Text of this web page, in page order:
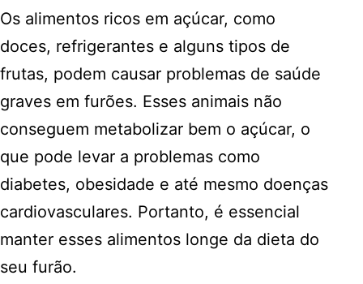
Os alimentos ricos em açúcar, como
doces, refrigerantes e alguns tipos de
frutas, podem causar problemas de saúde
graves em furões. Esses animais não
conseguem metabolizar bem o açúcar, o
que pode levar a problemas como
diabetes, obesidade e até mesmo doenças
cardiovasculares. Portanto, é essencial
manter esses alimentos longe da dieta do
seu furão.